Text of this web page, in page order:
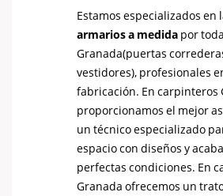
Estamos especializados en
armarios a medida por toda
Granada(puertas
vestidores), profesionales
fabricación. En carpinteros
proporcionamos el mejor
un técnico especializado
espacio con diseños y
perfectas condiciones. En
Granada ofrecemos un